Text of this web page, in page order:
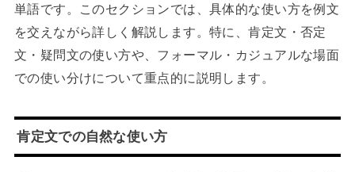
単語です。このセクションでは、具体的な使い方を例文
を交えながら詳しく解説します。特に、肯定文・否定
文・疑問文の使い方や、フォーマル・カジュアルな場面
での使い分けについて重点的に説明します。
肯定文での自然な使い方